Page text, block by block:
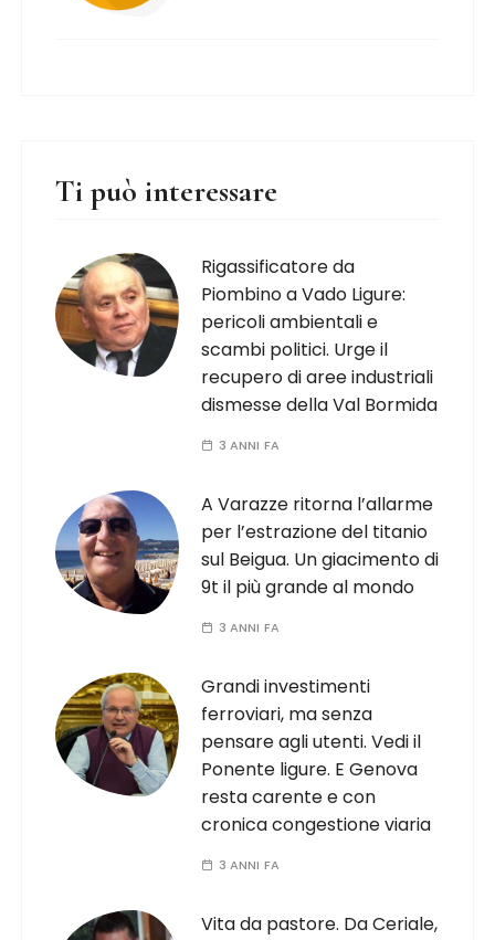
Ti può interessare
Rigassificatore da
Piombino a Vado Ligure:
pericoli ambientali e
scambi politici. Urge il
recupero di aree industriali
dismesse della Val Bormida
3 ANNI FA
A Varazze ritorna l’allarme
per l’estrazione del titanio
sul Beigua. Un giacimento di
9t il più grande al mondo
3 ANNI FA
Grandi investimenti
ferroviari, ma senza
pensare agli utenti. Vedi il
Ponente ligure. E Genova
resta carente e con
cronica congestione viaria
3 ANNI FA
Vita da pastore. Da Ceriale,